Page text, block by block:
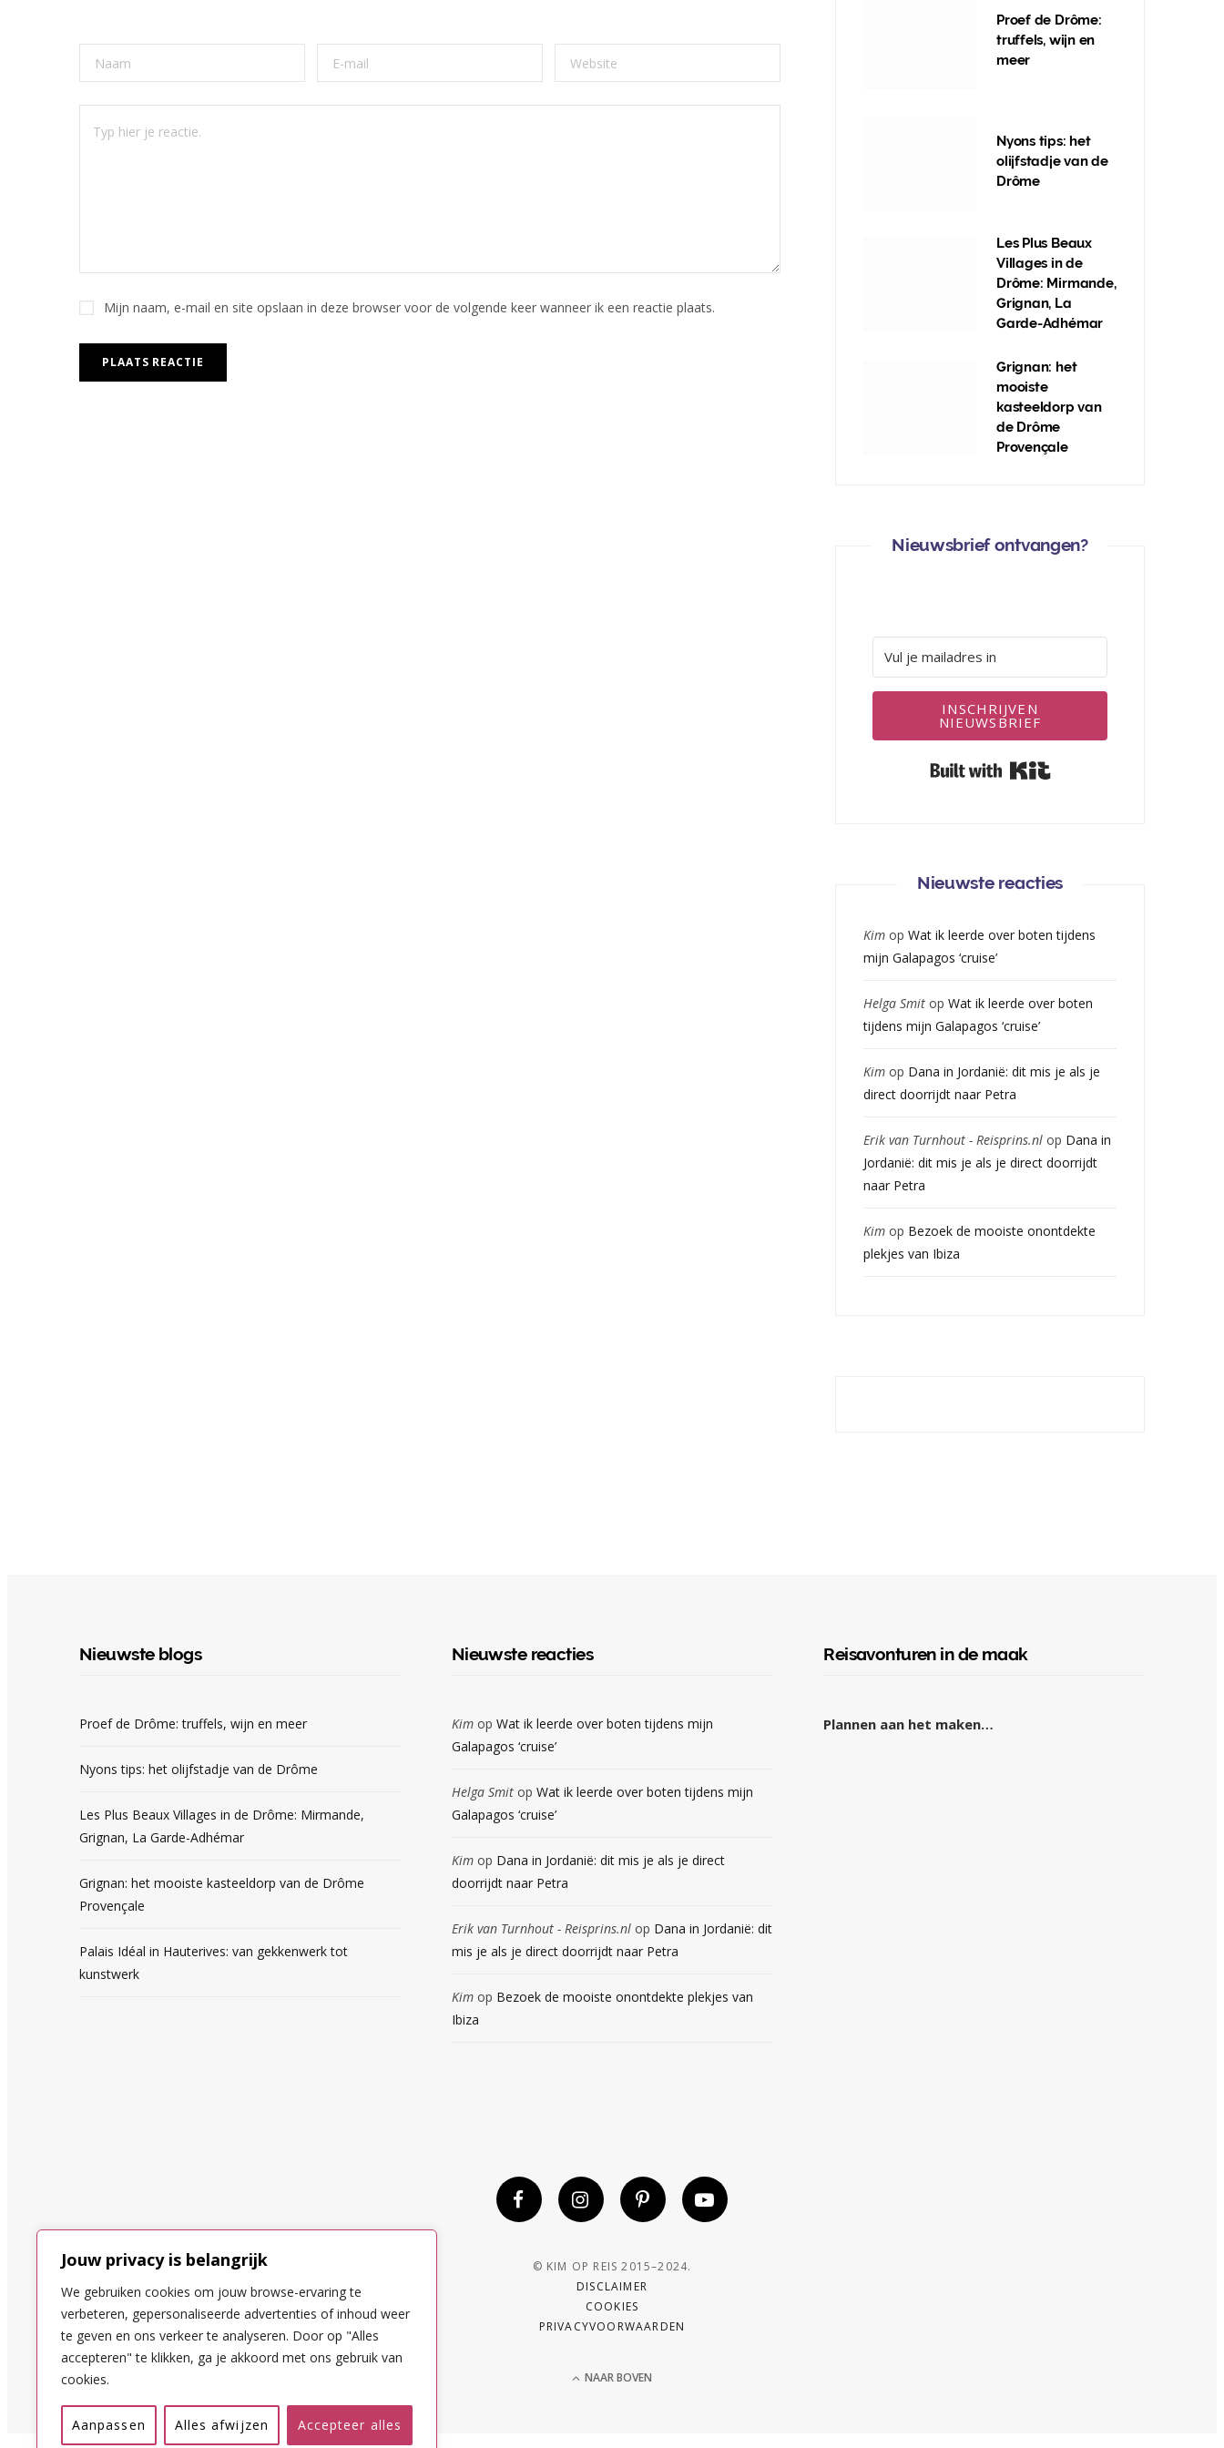
Jouw privacy is belangrijk
We gebruiken cookies om jouw browse-ervaring te
verbeteren, gepersonaliseerde advertenties of inhoud weer
te geven en ons verkeer te analyseren. Door op "Alles
accepteren" te klikken, ga je akkoord met ons gebruik van
cookies.
Aanpassen Alles afwijzen Accepteer alles
Mijn naam, e-mail en site opslaan in deze browser voor de volgende keer wanneer ik een reactie plaats.
Proef de Drôme:
truffels, wijn en
meer
Nyons tips: het
olijfstadje van de
Drôme
Les Plus Beaux
Villages in de
Drôme: Mirmande,
Grignan, La
Garde-Adhémar
Grignan: het
mooiste
kasteeldorp van
de Drôme
Provençale
Nieuwsbrief ontvangen?
INSCHRIJVEN
NIEUWSBRIEF
Nieuwste reacties
Kim op Wat ik leerde over boten tijdens
mijn Galapagos ‘cruise’
Helga Smit op Wat ik leerde over boten
tijdens mijn Galapagos ‘cruise’
Kim op Dana in Jordanië: dit mis je als je
direct doorrijdt naar Petra
Erik van Turnhout - Reisprins.nl op Dana in
Jordanië: dit mis je als je direct doorrijdt
naar Petra
Kim op Bezoek de mooiste onontdekte
plekjes van Ibiza
Nieuwste blogs
Proef de Drôme: truffels, wijn en meer
Nyons tips: het olijfstadje van de Drôme
Les Plus Beaux Villages in de Drôme: Mirmande,
Grignan, La Garde-Adhémar
Grignan: het mooiste kasteeldorp van de Drôme
Provençale
Palais Idéal in Hauterives: van gekkenwerk tot
kunstwerk
Nieuwste reacties
Kimop Wat ik leerde over boten tijdens mijn
Galapagos ‘cruise’
Helga Smitop Wat ik leerde over boten tijdens mijn
Galapagos ‘cruise’
Kimop Dana in Jordanië: dit mis je als je direct
doorrijdt naar Petra
Erik van Turnhout - Reisprins.nlop Dana in Jordanië: dit
mis je als je direct doorrijdt naar Petra
Kimop Bezoek de mooiste onontdekte plekjes van
Ibiza
Reisavonturen in de maak
Plannen aan het maken…
© KIM OP REIS 2015–2024.
DISCLAIMER
COOKIES
PRIVACYVOORWAARDEN
NAAR BOVEN